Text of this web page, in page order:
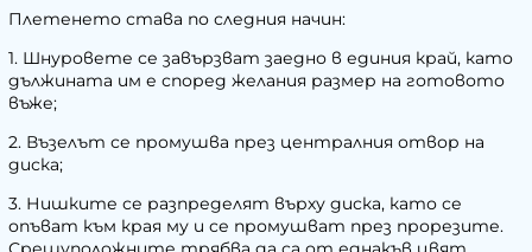
Плетенето става по следния начин:
1. Шнуровете се завързват заедно в единия край, като
дължината им е според желания размер на готовото
въже;
2. Възелът се промушва през централния отвор на
диска;
3. Нишките се разпределят върху диска, като се
опъват към края му и се промушват през прорезите.